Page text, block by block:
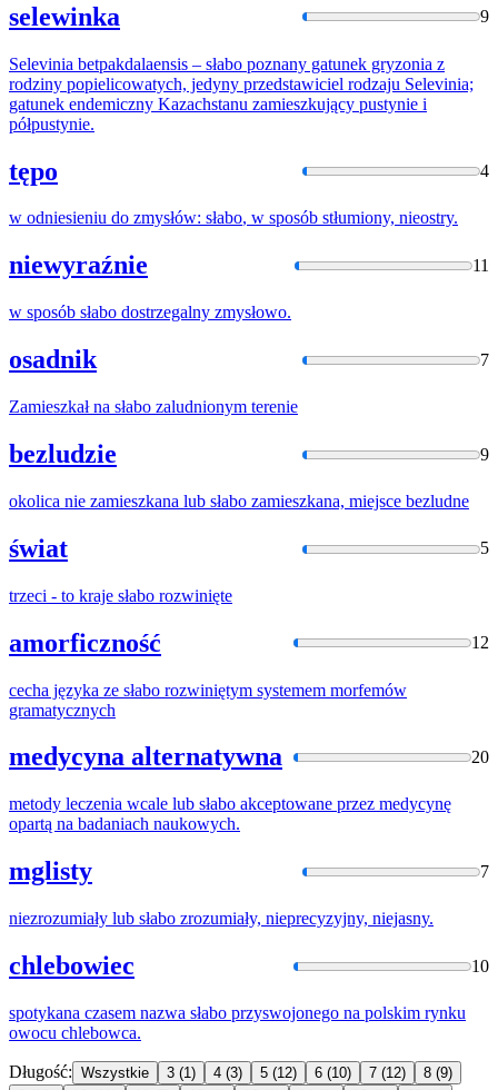
selewinka 9
Selevinia betpakdalaensis – słabo poznany gatunek gryzonia z
rodziny popielicowatych, jedyny przedstawiciel rodzaju Selevinia;
gatunek endemiczny Kazachstanu zamieszkujący pustynie i
półpustynie.
tępo 4
w odniesieniu do zmysłów: słabo, w sposób stłumiony, nieostry.
niewyraźnie 11
w sposób słabo dostrzegalny zmysłowo.
osadnik 7
Zamieszkał na słabo zaludnionym terenie
bezludzie 9
okolica nie zamieszkana lub słabo zamieszkana, miejsce bezludne
świat 5
trzeci - to kraje słabo rozwinięte
amorficzność 12
cecha języka ze słabo rozwiniętym systemem morfemów
gramatycznych
medycyna alternatywna 20
metody leczenia wcale lub słabo akceptowane przez medycynę
opartą na badaniach naukowych.
mglisty 7
niezrozumiały lub słabo zrozumiały, nieprecyzyjny, niejasny.
chlebowiec 10
spotykana czasem nazwa słabo przyswojonego na polskim rynku
owocu chlebowca.
Długość: Wszystkie 3 (1) 4 (3) 5 (12) 6 (10) 7 (12) 8 (9)